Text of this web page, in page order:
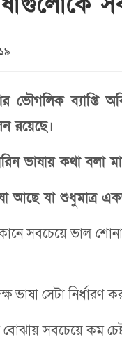
ভৌগলিক ব্যাপ্তি
রয়েছে।
ভাষায় কথা বলা
আছে যা শুধুমাত্র
সবচেয়ে ভাল
ভাষা সেটা নির্ধারণ
সবচেয়ে কম